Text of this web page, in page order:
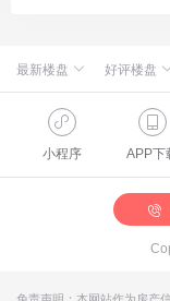
最新楼盘 好评楼盘
绿城·朗月和风
缦合北京
北京城建·和知筑|铂瑞
北京楼盘
昌平楼盘
房山楼盘
桃源新都孔雀城
中海北京世家
中冶兴隆新城·红石郡
小程序 APP下